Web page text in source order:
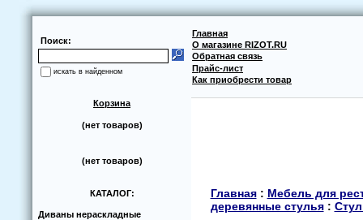
Поиск:
искать в найденном
Главная
О магазине RIZOT.RU
Обратная связь
Прайс-лист
Как приобрести товар
Корзина
(нет товаров)
(нет товаров)
КАТАЛОГ:
Диваны нераскладные
Главная: Мебель для
деревянные стулья: